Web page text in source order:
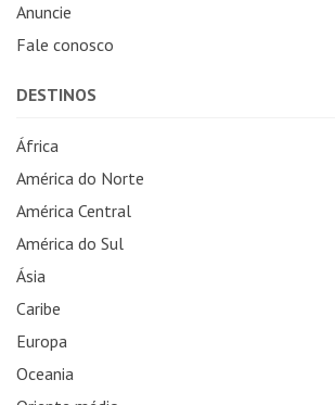
Anuncie
Fale conosco
DESTINOS
África
América do Norte
América Central
América do Sul
Ásia
Caribe
Europa
Oceania